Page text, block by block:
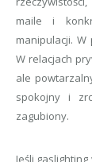
maile i
manipulacji.
W relacjach
ale
spokojny i
zagubiony.
Jeśli